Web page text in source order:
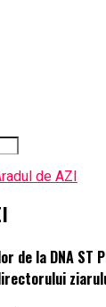
de la DNA ST